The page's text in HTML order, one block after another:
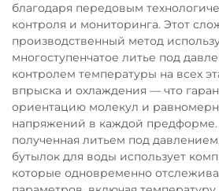
благодаря передовым
контроля и мониторинга. Этот
производственный метод
многоступенчатое литье под
контролем температуры на всех
впрыска и охлаждения — что
ориентацию молекул и
напряжений в каждой
полученная литьем под
бутылок для воды использует
которые одновременно